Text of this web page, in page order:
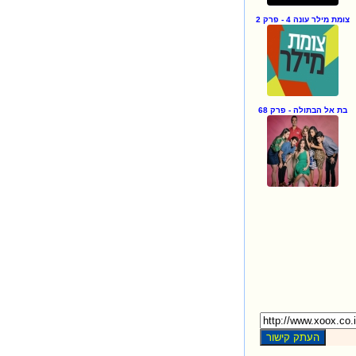
צומת מילר עונה 4 - פרק 2
בת אל הבתולה - פרק 68